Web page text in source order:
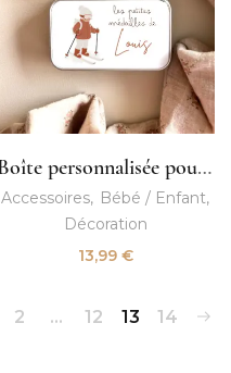
Boîte personnalisée pour médailles de ski enfant
Accessoires
Bébé / Enfant
Décoration
13,99 €
2 … 12 13 14